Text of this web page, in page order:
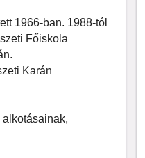
1966-ban. 1988-tól
Főiskola
Karán